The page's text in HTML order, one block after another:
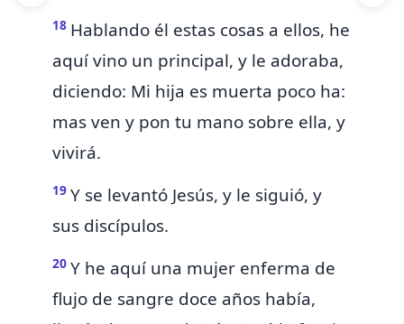
18 Hablando él estas cosas a ellos, he
aquí vino un principal, y le adoraba,
diciendo: Mi hija es muerta poco ha:
mas ven y pon tu mano sobre ella, y
vivirá.
19 Y se levantó Jesús, y le siguió, y
sus discípulos.
20 Y he aquí una mujer enferma de
flujo de sangre doce años había,